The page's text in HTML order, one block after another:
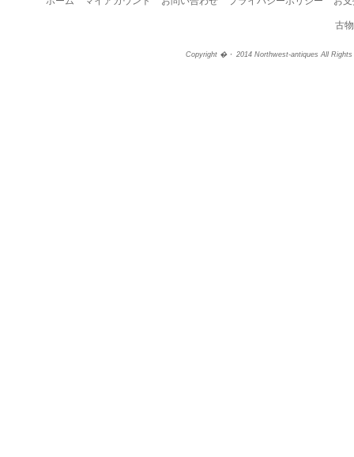
古
Copyright �・ 2014 Northwest-antiques All